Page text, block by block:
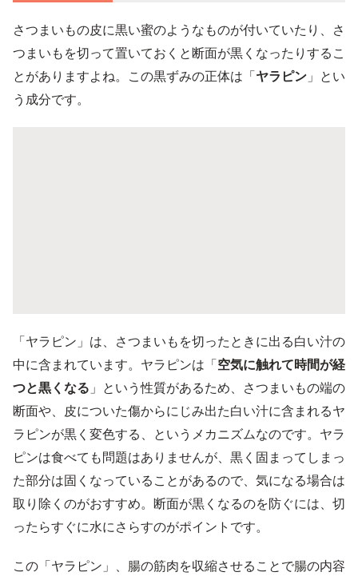
さつまいもの皮に黒い蜜のようなものが付いていたり、さ
つまいもを切って置いておくと断面が黒くなったりするこ
とがありますよね。この黒ずみの正体は「ヤラピン 」とい
う成分です。
「ヤラピン」は、さつまいもを切ったときに出る白い汁の
中に含まれています。ヤラピンは「空気に触れて時間が経
つと黒くなる 」という性質があるため、さつまいもの端の
断面や、皮についた傷からにじみ出た白い汁に含まれるヤ
ラピンが黒く変色する、というメカニズムなのです。ヤラ
ピンは食べても問題はありませんが、黒く固まってしまっ
た部分は固くなっていることがあるので、気になる場合は
取り除くのがおすすめ。断面が黒くなるのを防ぐには、切
ったらすぐに水にさらすのがポイントです。
この「ヤラピン」、腸の筋肉を収縮させることで腸の内容